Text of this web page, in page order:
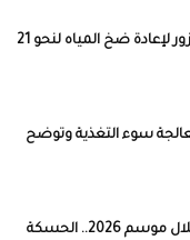
تأهيل محطة مياه مراط بدير الزور لإعادة ضخ المياه لنحو 21
سوء التغذية وتوضح
قفزة في إنتاج القمح السوري خلال موسم 2026.. الحسكة